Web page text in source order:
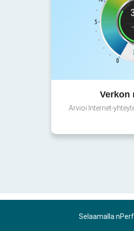
Verkon
Arvioi Internet-
Selaamalla